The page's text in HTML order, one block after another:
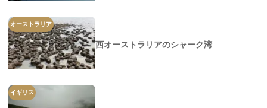
オーストラリア
西オーストラリアのシャーク湾
イギリス